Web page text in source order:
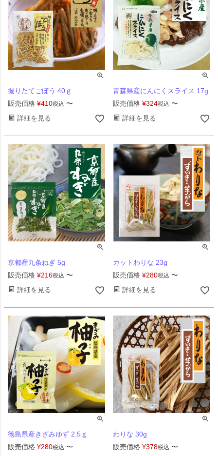
掘りたてごぼう 40ｇ
販売価格 ¥410税込 〜
詳細を見る
青森県産にんにくスライス 17g
販売価格 ¥324税込 〜
詳細を見る
京都産九条ねぎ 5g
販売価格 ¥216税込 〜
詳細を見る
カットわりな 23g
販売価格 ¥280税込 〜
詳細を見る
徳島県産きざみゆず 2.5ｇ
販売価格 ¥280税込 〜
わりな 30g
販売価格 ¥378税込 〜